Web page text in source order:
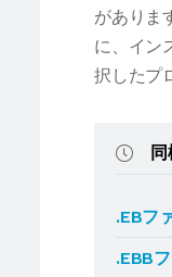
がありま
に、イン
択したプ
.EBフ
.EBB